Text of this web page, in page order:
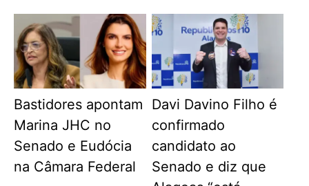
Bastidores apontam
Marina JHC no
Senado e Eudócia
na Câmara Federal
Davi Davino Filho é
confirmado
candidato ao
Senado e diz que